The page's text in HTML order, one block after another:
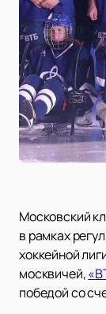
Московский
в рамках
хоккейной
москвичей,
победой со